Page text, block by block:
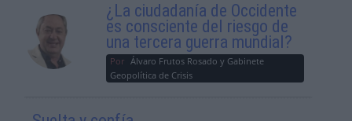
¿La ciudadanía de Occidente
es consciente del riesgo de
una tercera guerra mundial?
Por Álvaro Frutos Rosado y Gabinete
Geopolítica de Crisis